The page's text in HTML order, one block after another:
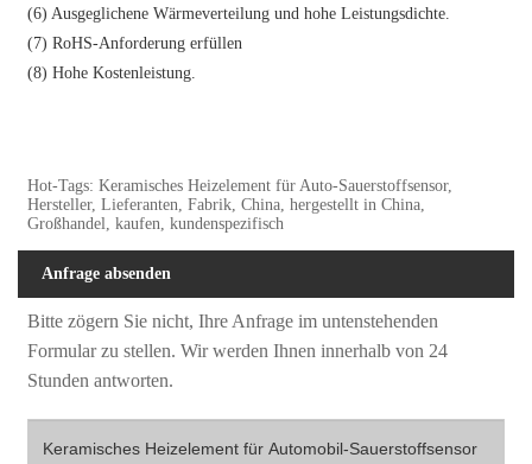
(6) Ausgeglichene Wärmeverteilung und hohe Leistungsdichte.
(7) RoHS-Anforderung erfüllen
(8) Hohe Kostenleistung.
Hot-Tags: Keramisches Heizelement für Auto-Sauerstoffsensor,
Hersteller, Lieferanten, Fabrik, China, hergestellt in China,
Großhandel, kaufen, kundenspezifisch
Anfrage absenden
Bitte zögern Sie nicht, Ihre Anfrage im untenstehenden
Formular zu stellen. Wir werden Ihnen innerhalb von 24
Stunden antworten.